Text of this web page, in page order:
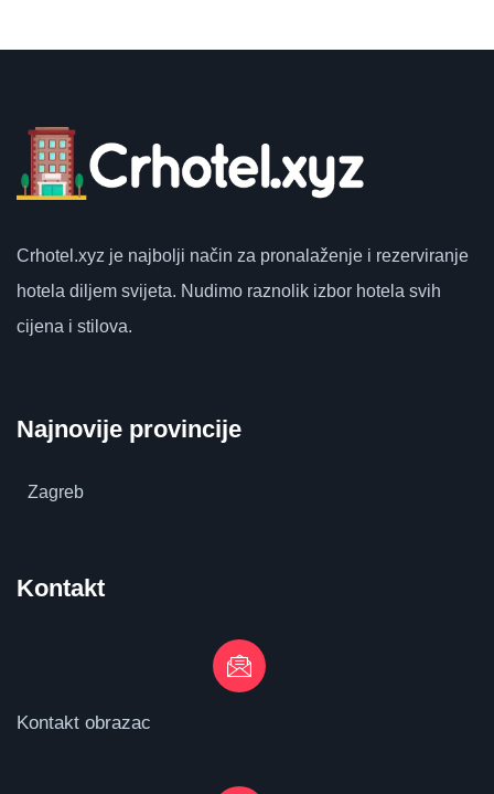
Crhotel.xyz je najbolji način za pronalaženje i rezerviranje
hotela diljem svijeta. Nudimo raznolik izbor hotela svih
cijena i stilova.
Najnovije provincije
Zagreb
Kontakt
Kontakt obrazac